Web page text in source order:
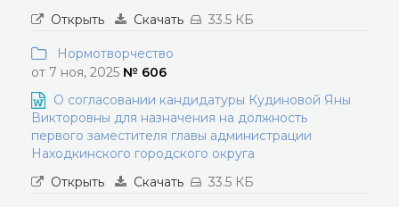
Открыть
Скачать 33.5 КБ
Нормотворчество
от 7 ноя, 2025 № 606
О согласовании кандидатуры Кудиновой Яны
Викторовны для назначения на должность
первого заместителя главы администрации
Находкинского городского округа
Открыть
Скачать 33.5 КБ